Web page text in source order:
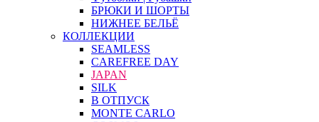
БРЮКИ И ШОРТЫ
НИЖНЕЕ БЕЛЬЁ
КОЛЛЕКЦИИ
SEAMLESS
CAREFREE DAY
JAPAN
SILK
В ОТПУСК
MONTE CARLO